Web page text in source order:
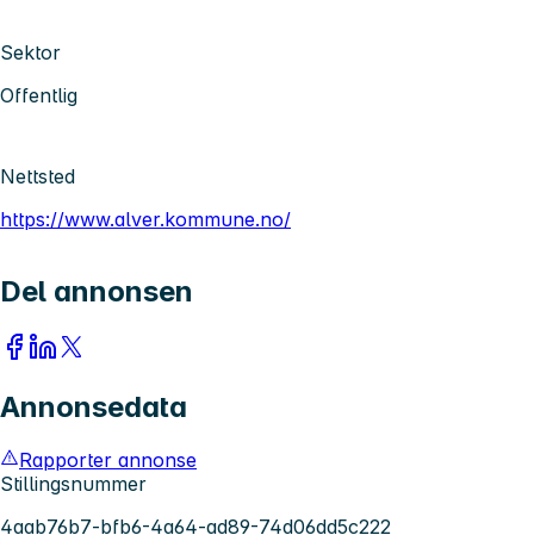
Sektor
Offentlig
Nettsted
https://www.alver.kommune.no/
Del annonsen
Annonsedata
Rapporter annonse
Stillingsnummer
4aab76b7-bfb6-4a64-ad89-74d06dd5c222